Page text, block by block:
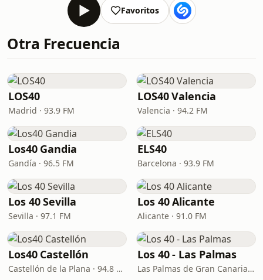
Favoritos
Otra Frecuencia
LOS40
Madrid · 93.9 FM
LOS40 Valencia
Valencia · 94.2 FM
Los40 Gandia
Gandía · 96.5 FM
ELS40
Barcelona · 93.9 FM
Los 40 Sevilla
Sevilla · 97.1 FM
Los 40 Alicante
Alicante · 91.0 FM
Los40 Castellón
Castellón de la Plana · 94.8 FM
Los 40 - Las Palmas
Las Palmas de Gran Canaria · 94.4 FM